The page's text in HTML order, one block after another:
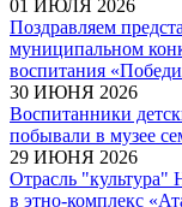
01 ИЮЛЯ 2026
Поздравляем
муниципальном
воспитания
30 ИЮНЯ 2026
Воспитанники
побывали в музее
29 ИЮНЯ 2026
Отрасль "культура"
в этно-комплекс